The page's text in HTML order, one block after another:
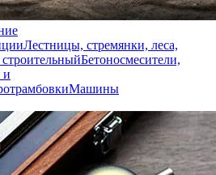
Лестницы, стремянки, леса,
Бетоносмесители,
и
Машины